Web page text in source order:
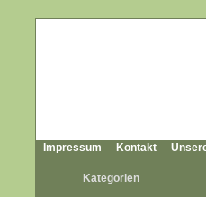
Impressum Kontakt
Kategorien